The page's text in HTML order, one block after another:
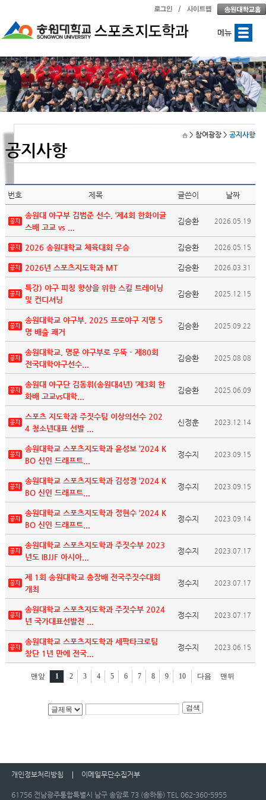
메뉴
> 참여광장 >공지사항
공지사항
번호 제목 글쓴이 날짜
송원대 야구부 김범준 선수, ‘제4회 한화이글
스배 고교 vs ...
김승환 2026.05.19
2026 송원대학교 체육대회 우승 김승환 2026.05.15
2026년 스포츠지도학과 MT 김승환 2026.03.31
특강) 야구 피칭 향상을 위한 스킬 트레이닝
및 컨디셔닝
김승환 2025.12.15
송원대학교 야구부, 2025 프로야구 지명 5
명 배출 쾌거
김승환 2025.09.22
송원대학교, 명문 야구부로 우뚝 - 제80회
전국대학야구선수...
김승환 2025.08.08
송원대 야구단 김동휘(송원대4년) ‘제3회 한
화배 고교vs대학...
김승환 2025.06.09
스포츠 지도학과 주짓수팀 이상의선수 202
4 청소년대표 선발 ...
신정훈 2023.12.14
송원대학교 스포츠지도학과 윤성보 ‘2024 K
BO 신인 드래프트...
정수지 2023.09.15
송원대학교 스포츠지도학과 김성경 ‘2024 K
BO 신인 드래프트...
정수지 2023.09.15
송원대학교 스포츠지도학과 정현수 ‘2024 K
BO 신인 드래프트...
정수지 2023.09.14
송원대학교 스포츠지도학과 주짓수부 2023
년도 IBJJF 아시아...
정수지 2023.07.17
제 1회 송원대학교 총장배 전국주짓수대회
개최
정수지 2023.07.17
송원대학교 스포츠지도학과 주짓수부 2024
년 국가대표선발전 ...
정수지 2023.07.17
송원대학교 스포츠지도학과 세팍타크로팀
창단 1년 만에 전국...
정수지 2023.06.15
맨앞 1 2 3 4 5 6 7 8 9 10 다음 맨뒤
개인정보처리방침 이메일무단수집거부
61756 전남광주통합특별시 남구 송암로 73 (송하동) TEL 062-360-5955